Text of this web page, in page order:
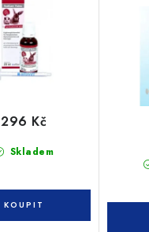
Skladem
296 Kč